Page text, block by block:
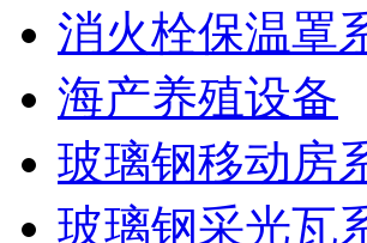
消火栓保温罩
海产养殖设备
玻璃钢移动房
玻璃钢采光瓦